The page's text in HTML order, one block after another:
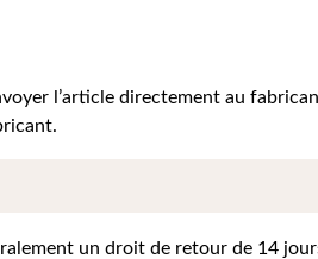
l’article directement au
un droit de retour de 14